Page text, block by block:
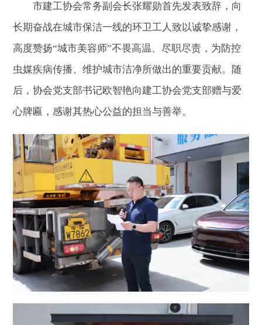
市建工协会常务副会长张耀勋首先发表致辞，向
长期奋战在城市保洁一线的环卫工人致以诚挚感谢，
高度赞扬“城市美容师”不畏高温、尽职尽责，为防控
虫媒疾病传播、维护城市洁净所做出的重要贡献。随
后，协会党支部书记欧智艳向建工协会党支部赠与爱
心牌匾，感谢其热心公益的担当与善举。